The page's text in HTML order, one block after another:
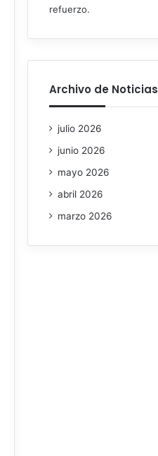
Archivo de Noticias
julio 2026
junio 2026
mayo 2026
abril 2026
marzo 2026